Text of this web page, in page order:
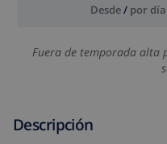
Desde/ por día
Fuera de temporada alta
Descripción